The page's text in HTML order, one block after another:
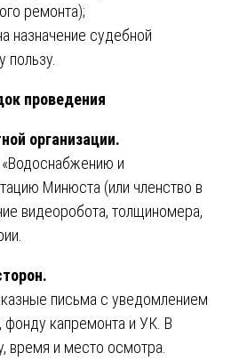
ремонта);
назначение судебной
пользу.
проведения
организации.
и
Минюста (или членство в
видеоробота, толщиномера,
письма с уведомлением
фонду капремонта и УК. В
время и место осмотра.